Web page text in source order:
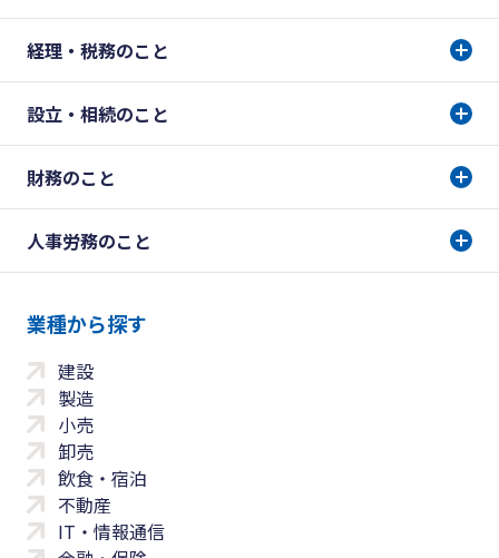
経理・税務のこと
設立・相続のこと
財務のこと
人事労務のこと
業種から探す
建設
製造
小売
卸売
飲食・宿泊
不動産
IT・情報通信